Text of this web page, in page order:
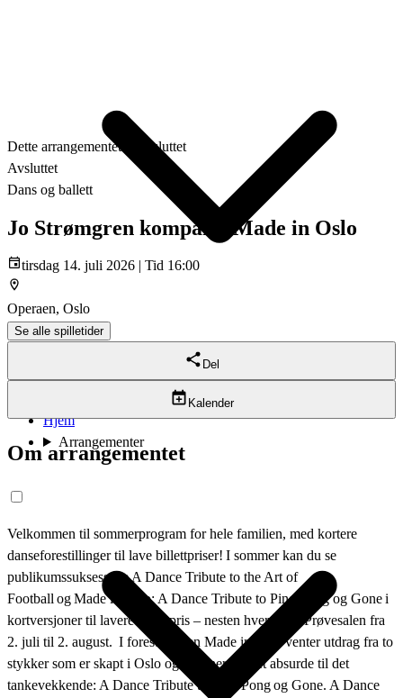
Kontakt
Hjem
Arrangementer
Dette arrangementet er avsluttet
Avsluttet
Dans og ballett
Jo Strømgren kompani: Made in Oslo
tirsdag 14. juli 2026 | Tid 16:00
Operaen, Oslo
Se alle spilletider
Del
Kalender
Om arrangementet
Velkommen til sommerprogram for hele familien, med kortere
danseforestillinger til lave billettpriser! I sommer kan du se
publikumssuksessene A Dance Tribute to the Art of
Football og Made in Oslo: A Dance Tribute to Ping Pong og Gone i
kortversjoner til lavere billettpris – nesten hver dag i Prøvesalen fra
2. juli til 2. august. I forestillingen Made in Oslo venter utdrag fra to
stykker som er skapt i Oslo og spenner fra det absurde til det
tankevekkende: A Dance Tribute to Ping Pong og Gone. A Dance